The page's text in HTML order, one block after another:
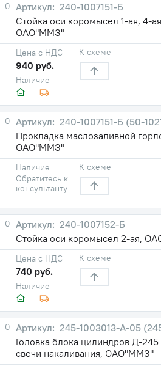
0
240-1007151-Б
Стойка оси коромысел 1-ая, 4-
ОАО"ММЗ"
Наличие
Цена с НДС
940 руб.
К схеме
0
240-1007151-Б (50-
Прокладка маслозаливной
ОАО"ММЗ"
Наличие
Обратитесь к
консультанту
К схеме
0
240-1007152-Б
Стойка оси коромысел 2-ая,
Наличие
Цена с НДС
740 руб.
К схеме
0
245-1003013-А-05
Головка блока цилиндров Д-
свечи накаливания, ОАО"ММЗ"